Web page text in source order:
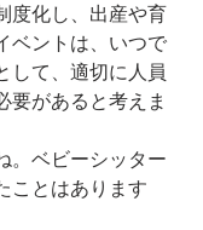
度化し、出産や育
ベントは、いつで
して、適切に人員
要があると考えま
ベビーシッター
ことはあります